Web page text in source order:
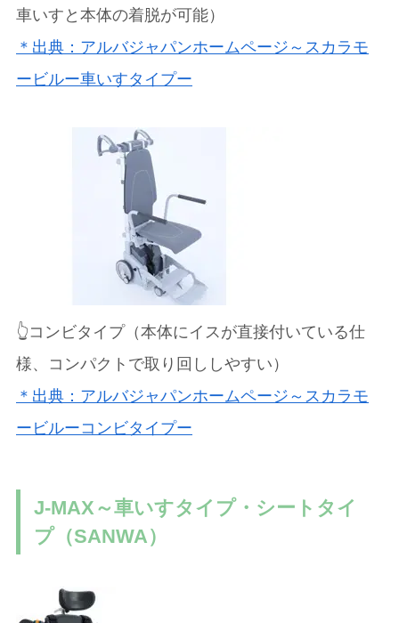
車いすと本体の着脱が可能）
＊出典：アルバジャパンホームページ～スカラモ
ービルー車いすタイプー
👆コンビタイプ（本体にイスが直接付いている仕
様、コンパクトで取り回ししやすい）
＊出典：アルバジャパンホームページ～スカラモ
ービルーコンビタイプー
J-MAX～車いすタイプ・シートタイ
プ（SANWA）